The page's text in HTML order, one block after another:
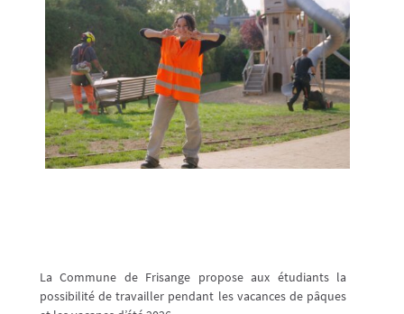
La Commune de Frisange propose aux étudiants la
possibilité de travailler pendant les vacances de pâques